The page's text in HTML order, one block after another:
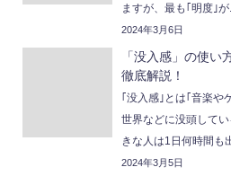
ますが、最も｢明度｣が...
2024年3月6日
「没入感」の使い
徹底解説！
｢没入感｣とは｢音楽
世界などに没頭して
きな人は1日何時間も
2024年3月5日